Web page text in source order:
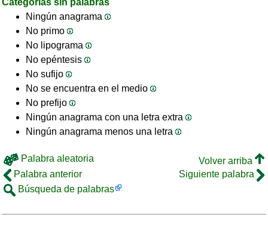
Categorías sin palabras
Ningún anagrama
No primo
No lipograma
No epéntesis
No sufijo
No se encuentra en el medio
No prefijo
Ningún anagrama con una letra extra
Ningún anagrama menos una letra
Palabra aleatoria
Volver arriba
Palabra anterior
Siguiente palabra
Búsqueda de palabras